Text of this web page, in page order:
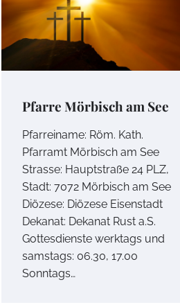
Pfarre Mörbisch am See
Pfarreiname: Röm. Kath.
Pfarramt Mörbisch am See
Strasse: Hauptstraße 24 PLZ,
Stadt: 7072 Mörbisch am See
Diözese: Diözese Eisenstadt
Dekanat: Dekanat Rust a.S.
Gottesdienste werktags und
samstags: 06.30, 17.00
Sonntags…